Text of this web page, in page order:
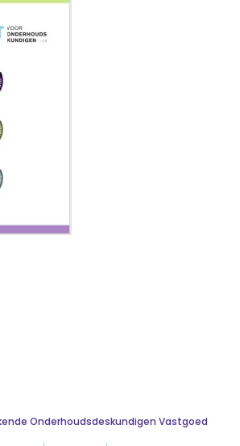
Onderhoudsdeskundigen Vastgoed